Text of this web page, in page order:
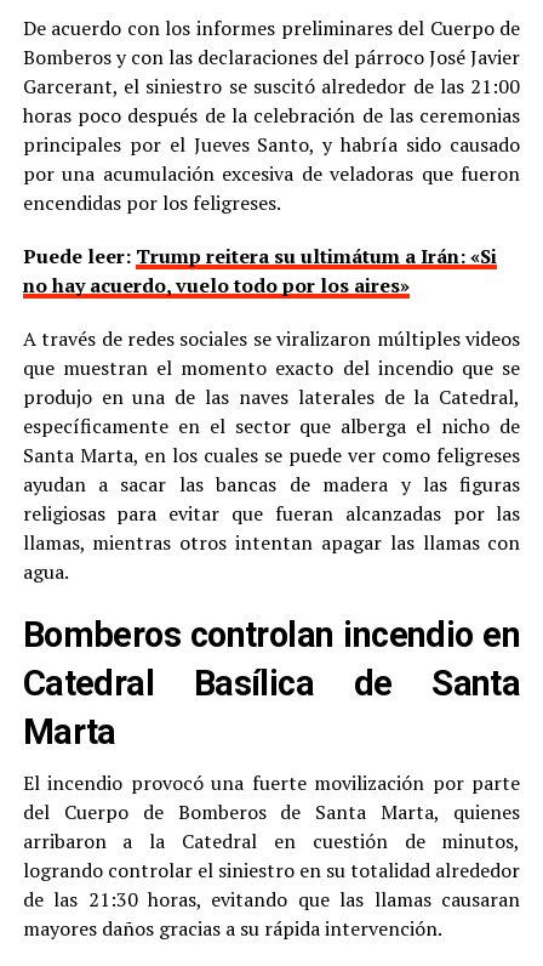
De acuerdo con los informes preliminares del Cuerpo de
Bomberos y con las declaraciones del párroco José Javier
Garcerant, el siniestro se suscitó alrededor de las 21:00
horas poco después de la celebración de las ceremonias
principales por el Jueves Santo, y habría sido causado
por una acumulación excesiva de veladoras que fueron
encendidas por los feligreses.
Puede leer: Trump reitera su ultimátum a Irán: «Si
no hay acuerdo, vuelo todo por los aires»
A través de redes sociales se viralizaron múltiples videos
que muestran el momento exacto del incendio que se
produjo en una de las naves laterales de la Catedral,
específicamente en el sector que alberga el nicho de
Santa Marta, en los cuales se puede ver como feligreses
ayudan a sacar las bancas de madera y las figuras
religiosas para evitar que fueran alcanzadas por las
llamas, mientras otros intentan apagar las llamas con
agua.
Bomberos controlan incendio en
Catedral Basílica de Santa
Marta
El incendio provocó una fuerte movilización por parte
del Cuerpo de Bomberos de Santa Marta, quienes
arribaron a la Catedral en cuestión de minutos,
logrando controlar el siniestro en su totalidad alrededor
de las 21:30 horas, evitando que las llamas causaran
mayores daños gracias a su rápida intervención.